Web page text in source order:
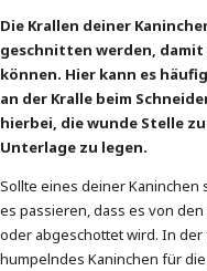
Die Krallen deiner
geschnitten werden,
können. Hier kann es
an der Kralle beim
hierbei, die wunde Stelle
Unterlage zu legen.
Sollte eines deiner
es passieren, dass es von
oder abgeschottet wird. In
humpelndes Kaninchen für